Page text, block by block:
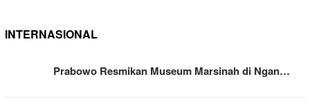
INTERNASIONAL
Prabowo Resmikan Museum Marsinah di Ngan…